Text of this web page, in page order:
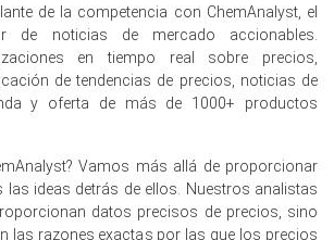
materia prima por los apagones de
reglas más estrictas de VOC redujeron
presionando las ofertas de PC.
más altas y los costos de propileno
ofertas más firmes.
exportación y las medidas antidumping
de la competencia con ChemAnalyst, el
de noticias de mercado accionables.
en tiempo real sobre precios,
de tendencias de precios, noticias de
y oferta de más de 1000+ productos
Vamos más allá de proporcionar
las ideas detrás de ellos. Nuestros analistas
datos precisos de precios, sino
las razones exactas por las que los precios